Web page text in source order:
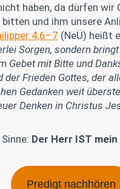
haben, da dürfen wir
und ihm unsere
4,6–7 (NeÜ) heißt
Sorgen, sondern
Gebet mit Bitte und
der Frieden Gottes, der
Gedanken weit
Denken in Christus
Der Herr IST
Predigt nachhören